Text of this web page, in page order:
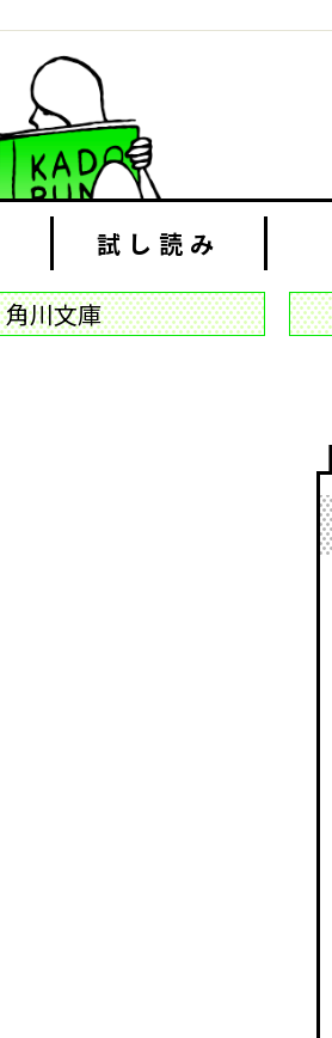
試し読み
角川文庫